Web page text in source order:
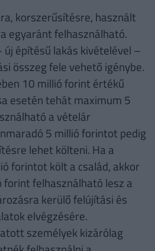
korszerűsítésre, használt
egyaránt felhasználható.
új építésű lakás kivételével –
összeg fele vehető igénybe.
10 millió forint értékű
esetén tehát maximum 5
a vételár
5 millió forintot pedig
lehet költeni. Ha a
forintot költ a család, akkor
felhasználható lesz a
kerülő felújítási és
elvégzésére.
személyek kizárólag